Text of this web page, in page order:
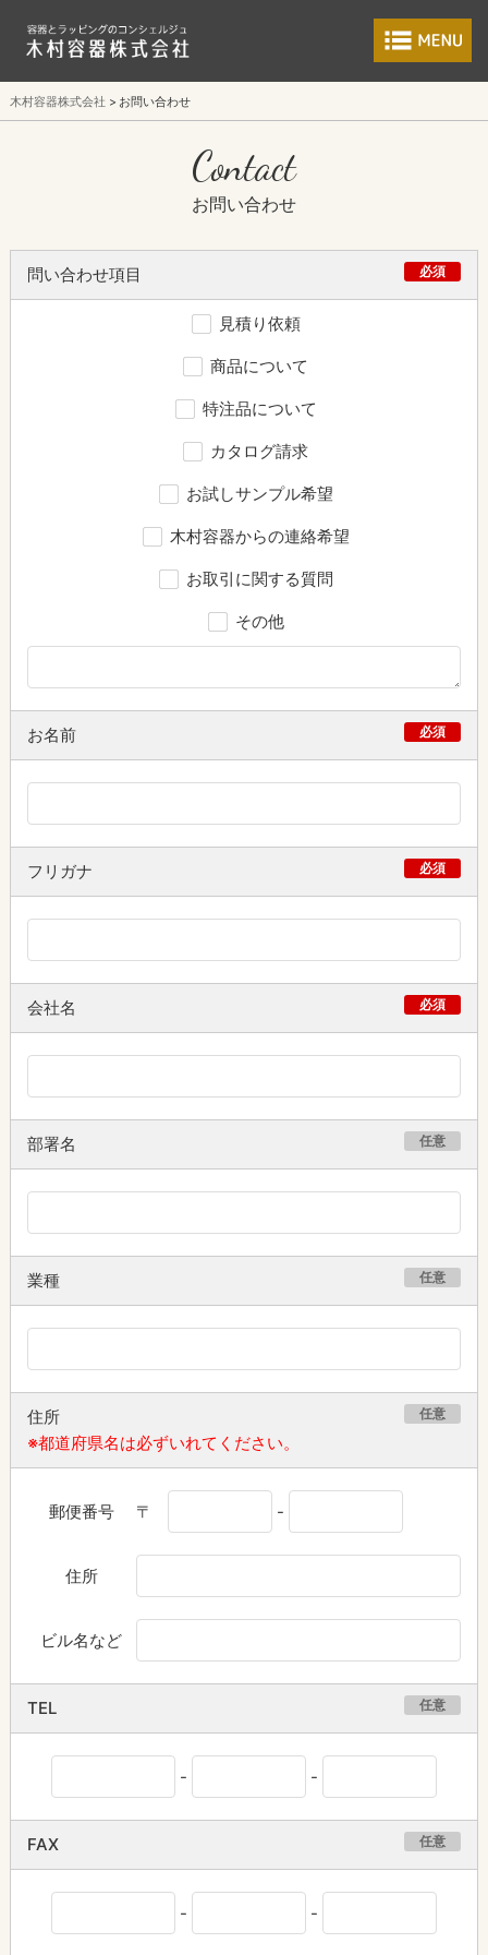
食品包装容器と
木村容器株式会社 お問い合わせ
Contact
お問い合わせ
問い合わせ項目 必須
見積り依頼
商品について
特注品について
カタログ請求
お試しサンプル希望
木村容器からの連絡希望
お取引に関する質問
その他
お名前 必須
フリガナ 必須
会社名 必須
部署名 任意
業種 任意
住所 任意
※都道府県名は必ずいれてください。
郵便番号 〒 -
住所
ビル名など
TEL 任意
- -
FAX 任意
- -